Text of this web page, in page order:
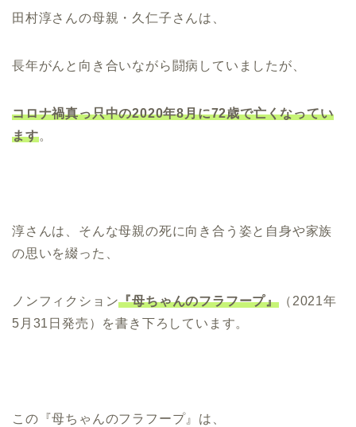
田村淳さんの母親・久仁子さんは、
長年がんと向き合いながら闘病していましたが、
コロナ禍真っ只中の2020年8月に72歳で亡くなってい
ます。
淳さんは、そんな母親の死に向き合う姿と自身や家族
の思いを綴った、
ノンフィクション『母ちゃんのフラフープ』 （2021年
5月31日発売）を書き下ろしています。
この『母ちゃんのフラフープ』は、